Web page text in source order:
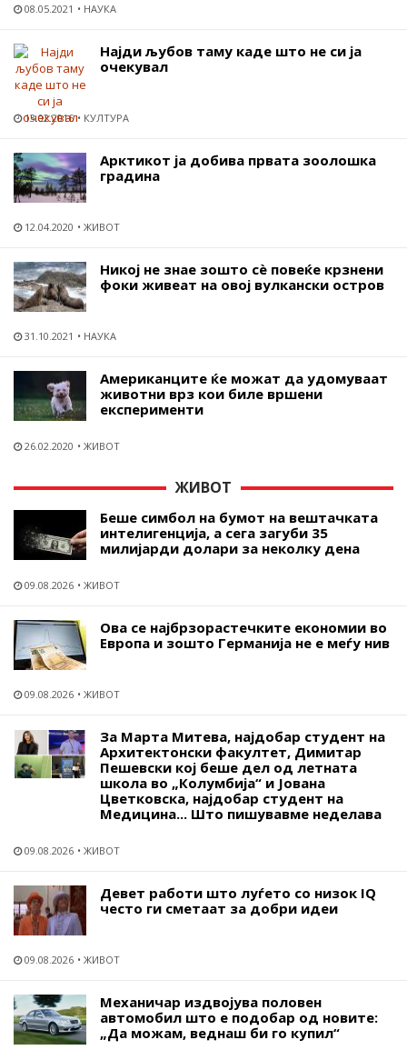
08.05.2021 НАУКА
Најди љубов таму каде што не си ја
очекувал
13.02.2016 КУЛТУРА
Арктикот ја добива првата зоолошка
градина
12.04.2020 ЖИВОТ
Никој не знае зошто сѐ повеќе крзнени
фоки живеат на овој вулкански остров
31.10.2021 НАУКА
Американците ќе можат да удомуваат
животни врз кои биле вршени
експерименти
26.02.2020 ЖИВОТ
ЖИВОТ
Беше симбол на бумот на вештачката
интелигенција, а сега загуби 35
милијарди долари за неколку дена
09.08.2026 ЖИВОТ
Ова се најбрзорастечките економии во
Европа и зошто Германија не е меѓу нив
09.08.2026 ЖИВОТ
За Марта Митева, најдобар студент на
Архитектонски факултет, Димитар
Пешевски кој беше дел од летната
школа во „Колумбија“ и Јована
Цветковска, најдобар студент на
Медицина... Што пишувавме неделава
09.08.2026 ЖИВОТ
Девет работи што луѓето со низок IQ
често ги сметаат за добри идеи
09.08.2026 ЖИВОТ
Механичар издвојува половен
автомобил што е подобар од новите:
„Да можам, веднаш би го купил“